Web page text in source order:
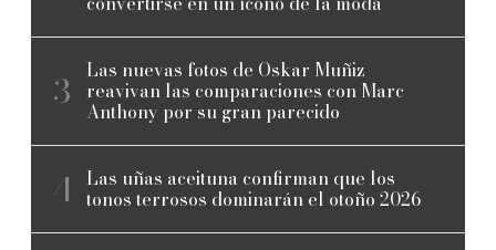
Las nuevas fotos de Oskar Muñiz
reavivan las comparaciones con Marc
Anthony por su gran parecido
Las uñas aceituna confirman que los
tonos terrosos dominarán el otoño 2026